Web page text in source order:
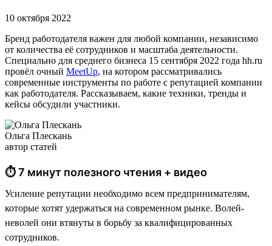
10 октября 2022
Бренд работодателя важен для любой компании, независимо
от количества её сотрудников и масштаба деятельности.
Специально для среднего бизнеса 15 сентября 2022 года hh.ru
провёл очный MeetUp, на котором рассматривались
современные инструменты по работе с репутацией компании
как работодателя. Рассказываем, какие техники, тренды и
кейсы обсудили участники.
Ольга Плескань
автор статей
⏱ 7 минут полезного чтения + видео
Усиление репутации необходимо всем предпринимателям,
которые хотят удержаться на современном рынке. Волей-
неволей они втянуты в борьбу за квалифицированных
сотрудников.